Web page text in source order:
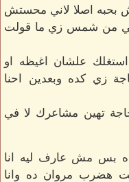
بحبه اصلا لاني محستش
من شمس زي ما قولت
علشان اغيظه او
زي كده وبعدين احنا
تهين مشاعرك لا في
بس مش عارف ليه انا
هضرب مروان ده وانا